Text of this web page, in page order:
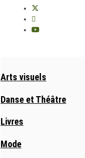
Arts visuels
Danse et Théâtre
Livres
Mode